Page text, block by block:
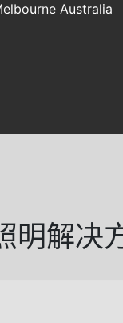
Australia
明解决